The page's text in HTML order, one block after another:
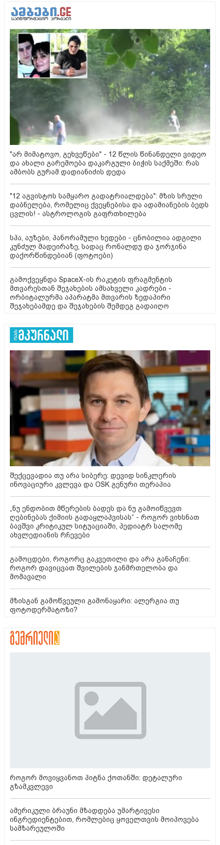
"არ მიმატოვო, გეხვეწები" - 12 წლის წინანდელი ვიდეო
და ახალი გარემოება დაკარგული ბიჭის საქმეში: რას
ამბობს გურამ დადიანიძის დედა
"12 აგვისტოს სამყარო გადატრიალდება": მზის სრული
დაბნელება, რომელიც ქვეყნებისა და ადამიანების ბედს
ცვლის! - ასტროლოგის გაფრთხილება
სპა, აუზები, პანორამული ხედები - ცნობილია ადგილი
კუნძულ მადეირაზე, სადაც რონალდუ და ჯორჯინა
დაქორწინდებიან (ფოტოები)
გამოქვეყნდა SpaceX-ის რაკეტის ფრაგმენტის
მთვარესთან შეჯახების ამსახველი კადრები -
ორბიტალურმა აპარატმა მთვარის ზედაპირი
შეჯახებამდე და შეჯახების შემდეგ გადაიღო
შექცევადია თუ არა სიბერე: დევიდ სინკლერის
ინოვაციური კვლევა და OSK გენური თერაპია
„ნუ ენდობით მწერების ბადეს და ნუ გამოიწვევთ
ღებინებას ქიმიის გადაყლაპვისას“ - როგორ ვიხსნათ
ბავშვი კრიტიკულ სიტუაციაში, პედიატრ სალომე
ახვლედიანის რჩევები
გამოცდები, როგორც გაკვეთილი და არა განაჩენი:
როგორ დავიცვათ შვილების ჯანმრთელობა და
მომავალი
მზისგან გამოწვეული გამონაყარი: ალერგია თუ
ფოტოდერმატოზი?
როგორ მოვიყვანოთ პიტნა ქოთანში: დეტალური
გზამკვლევი
ამერიკული ბრაუნი მზადდება უმარტივესი
ინგრედიენტებით, რომლებიც ყოველთვის მოიპოვება
სამზარეულოში